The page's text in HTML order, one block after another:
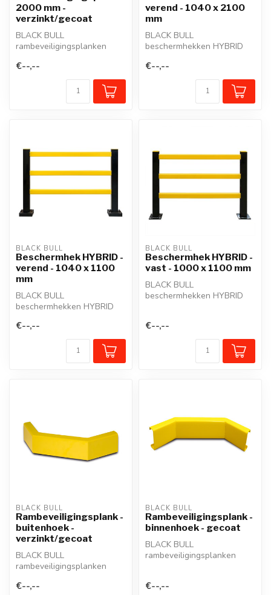
2000 mm -
verzinkt/gecoat
BLACK BULL
rambeveiligingsplanken
staanders, werkposten,
€--,--
verend - 1040 x 2100
mm
BLACK BULL
beschermhekken HYBRID
wandelgangen of in- en
€--,--
BLACK BULL
Beschermhek HYBRID -
verend - 1040 x 1100
mm
BLACK BULL
beschermhekken HYBRID
wandelgangen of in- en
€--,--
BLACK BULL
Beschermhek HYBRID -
vast - 1000 x 1100 mm
BLACK BULL
beschermhekken HYBRID
uit...
€--,--
BLACK BULL
Rambeveiligingsplank -
buitenhoek -
verzinkt/gecoat
BLACK BULL
rambeveiligingsplanken
staanders, werkposten,
€--,--
BLACK BULL
Rambeveiligingsplank -
binnenhoek - gecoat
BLACK BULL
rambeveiligingsplanken
mure...
€--,--